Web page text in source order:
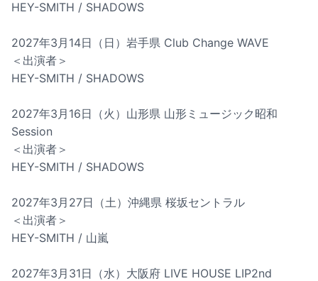
HEY-SMITH / SHADOWS
2027年3月14日（日）岩手県 Club Change WAVE
＜出演者＞
HEY-SMITH / SHADOWS
2027年3月16日（火）山形県 山形ミュージック昭和
Session
＜出演者＞
HEY-SMITH / SHADOWS
2027年3月27日（土）沖縄県 桜坂セントラル
＜出演者＞
HEY-SMITH / 山嵐
2027年3月31日（水）大阪府 LIVE HOUSE LIP2nd